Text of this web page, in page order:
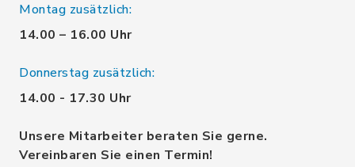
Montag zusätzlich:
14.00 – 16.00 Uhr
Donnerstag zusätzlich:
14.00 - 17.30 Uhr
Unsere Mitarbeiter beraten Sie gerne.
Vereinbaren Sie einen Termin!